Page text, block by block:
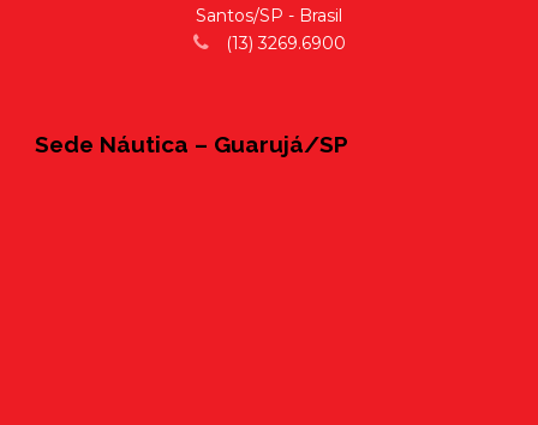
Santos/SP - Brasil
(13) 3269.6900
Sede Náutica – Guarujá/SP